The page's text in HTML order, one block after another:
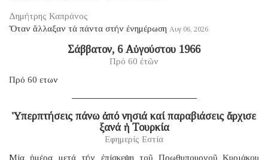
Δημήτρης Καπράνος
Ὅταν ἄλλαξαν τά πάντα στήν ἐνημέρωση Αυγ 06, 2026
Σάββατον, 6 Αὐγούστου 1966
Πρό 60 ἐτῶν
Πρό 60 ετων
Ὑπερπτήσεις πάνω ἀπό νησιά καί παραβιάσεις ἄρχισε
ξανά ἡ Τουρκία
Εφημερίς Εστία
Μία ἡμέρα μετά τήν ἐπίσκεψη τοῦ Πρωθυπουργοῦ Κυριάκου